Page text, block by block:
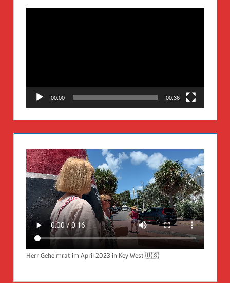
00:00 00:36
Herr Geheimrat im April 2023 in Key West 🇺🇸